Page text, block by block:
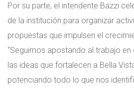
Por su parte, el intendente Bazzi
de la institución para organizar
propuestas que impulsen el
“Seguimos apostando al trabajo
las ideas que fortalecen a Bella
potenciando todo lo que nos